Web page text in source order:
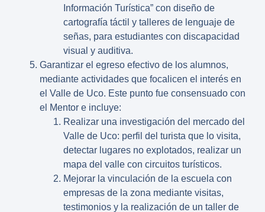
Información Turística” con diseño de
cartografía táctil y talleres de lenguaje de
señas, para estudiantes con discapacidad
visual y auditiva.
Garantizar el egreso efectivo de los alumnos,
mediante actividades que focalicen el interés en
el Valle de Uco. Este punto fue consensuado con
el Mentor e incluye:
Realizar una investigación del mercado del
Valle de Uco: perfil del turista que lo visita,
detectar lugares no explotados, realizar un
mapa del valle con circuitos turísticos.
Mejorar la vinculación de la escuela con
empresas de la zona mediante visitas,
testimonios y la realización de un taller de